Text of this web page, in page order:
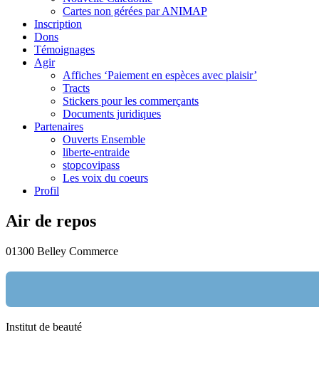
Cartes non gérées par ANIMAP
Inscription
Dons
Témoignages
Agir
Affiches ‘Paiement en espèces avec plaisir’
Tracts
Stickers pour les commerçants
Documents juridiques
Partenaires
Ouverts Ensemble
liberte-entraide
stopcovipass
Les voix du coeurs
Profil
Air de repos
01300 Belley Commerce
Nom:
Institut de beauté